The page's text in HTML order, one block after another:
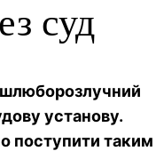
суд
шлюборозлучний
установу.
поступити таким